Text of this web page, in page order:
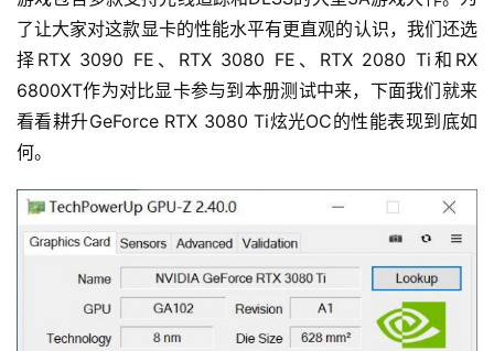
了让大家对这款显卡的性能水平有更直观的认识，我们还选
择RTX 3090 FE、RTX 3080 FE、RTX 2080 Ti和RX
6800XT作为对比显卡参与到本册测试中来，下面我们就来
看看耕升GeForce RTX 3080 Ti炫光OC的性能表现到底如
何。